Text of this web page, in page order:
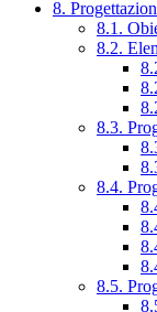
8.
8.1.
8.2.
8.3.
8.4.
8.5.